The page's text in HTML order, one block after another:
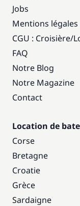
Jobs
Mentions légales
CGU : Croisière/
FAQ
Notre Blog
Notre Magazine
Contact
Location de
Corse
Bretagne
Croatie
Grèce
Sardaigne